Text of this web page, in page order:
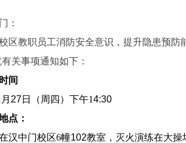
：
区教职员工消防安全意识，提升隐患预防
关事项通知如下：
间
27日（周四）下午14:30
点：
汉中门校区6幢102教室， 灭火演练在大操